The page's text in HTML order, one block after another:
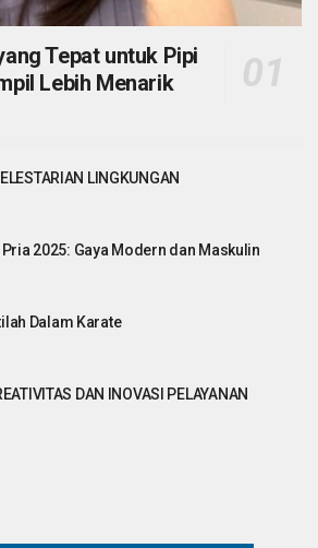
Tepat untuk Pipi
Lebih Menarik
LINGKUNGAN
2025: Gaya Modern dan Maskulin
Dalam Karate
DAN INOVASI PELAYANAN